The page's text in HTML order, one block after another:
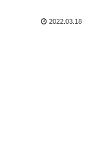
2022.03.18